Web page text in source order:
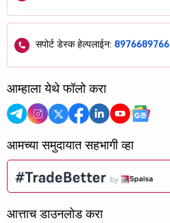
सपोर्ट डेस्क हेल्पलाईन: 8976689766
आम्हाला येथे फॉलो करा
आमच्या समुदायात सहभागी व्हा
आत्ताच डाउनलोड करा